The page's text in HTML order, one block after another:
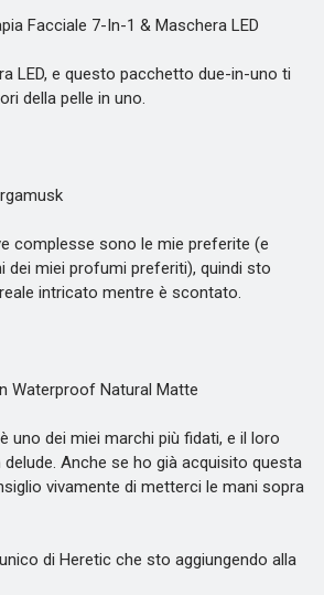
Facciale 7-In-1 & Maschera LED
e questo pacchetto due-in-uno ti
della pelle in uno.
sono le mie preferite (e
dei miei profumi preferiti), quindi sto
intricato mentre è scontato.
Natural Matte
dei miei marchi più fidati, e il loro
Anche se ho già acquisito questa
vivamente di metterci le mani sopra
di Heretic che sto aggiungendo alla